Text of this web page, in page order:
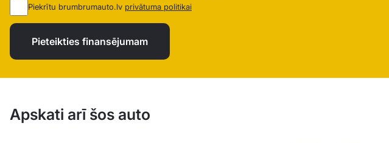
Piekrītu brumbrumauto.lv privātuma politikai
Pieteikties finansējumam
Apskati arī šos auto